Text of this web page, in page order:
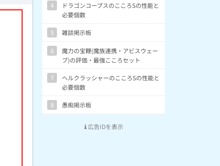
4
ドラゴンコープスのこころSの性能と
必要個数
5 雑談掲示板
6
魔力の宝鞭(魔族連携・アビスウェー
ブ)の評価・最強こころセット
7
ヘルクラッシャーのこころSの性能と
必要個数
8 愚痴掲示板
広告IDを表示